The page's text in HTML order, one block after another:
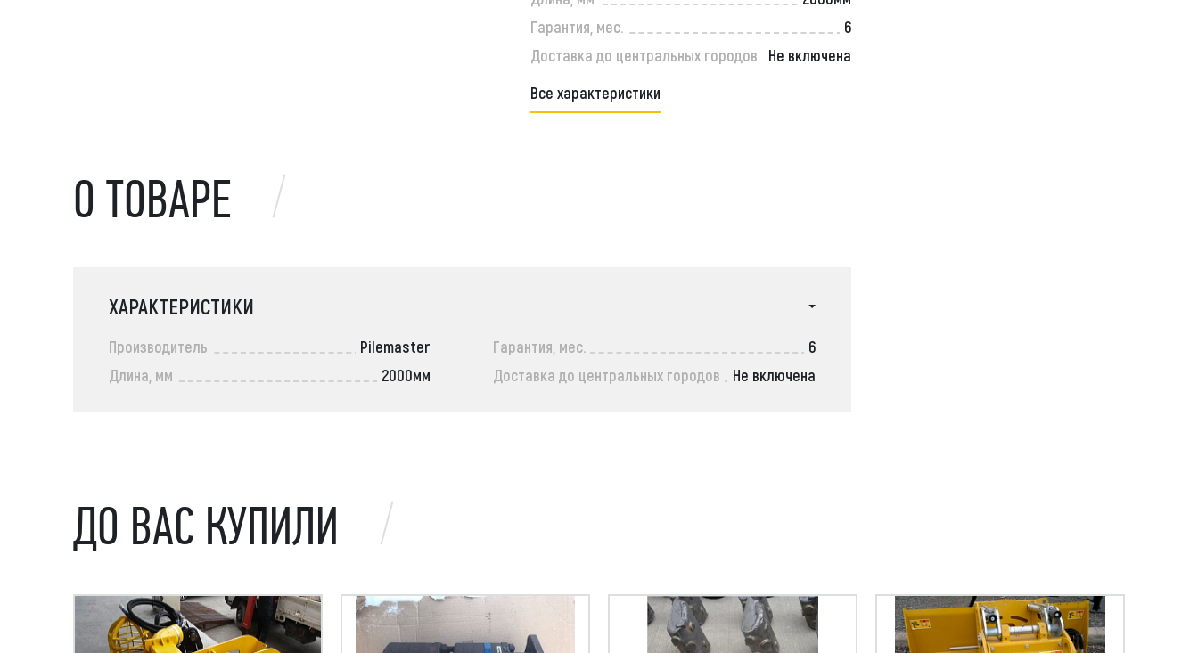
Гарантия, мес.
6
Доставка до центральных городов
Не включена
Все характеристики
О ТОВАРЕ
ХАРАКТЕРИСТИКИ
Производитель
Pilemaster
Длина, мм
2000мм
Гарантия, мес.
6
Доставка до центральных городов
Не включена
ДО ВАС КУПИЛИ